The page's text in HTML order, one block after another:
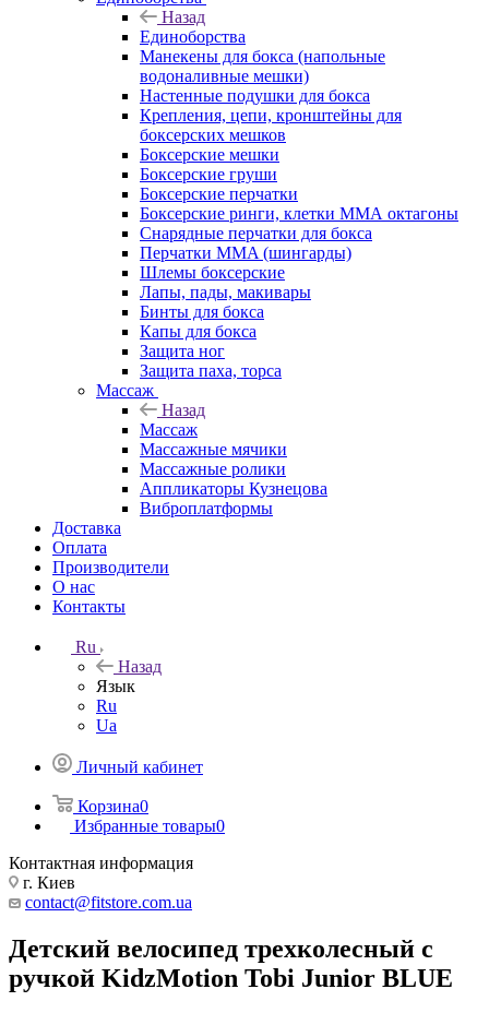
Назад
Единоборства
Манекены для бокса (напольные
водоналивные мешки)
Настенные подушки для бокса
Крепления, цепи, кронштейны для
боксерских мешков
Боксерские мешки
Боксерские груши
Боксерские перчатки
Боксерские ринги, клетки ММА октагоны
Снарядные перчатки для бокса
Перчатки MMA (шингарды)
Шлемы боксерские
Лапы, пады, макивары
Бинты для бокса
Капы для бокса
Защита ног
Защита паха, торса
Массаж
Назад
Массаж
Массажные мячики
Массажные ролики
Аппликаторы Кузнецова
Виброплатформы
Доставка
Оплата
Производители
О нас
Контакты
Ru
Назад
Язык
Ru
Ua
Личный кабинет
Корзина0
Избранные товары0
Контактная информация
г. Киев
contact@fitstore.com.ua
Детский велосипед трехколесный с
ручкой KidzMotion Tobi Junior BLUE